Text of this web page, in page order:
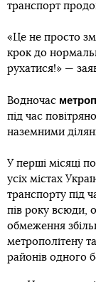
транспорт
«Це не просто
крок до
рухатися!» —
Водночас
під час
наземними
У перші місяці
усіх містах
транспорту під
пів року всюди,
обмеження
метрополітену
районів одного